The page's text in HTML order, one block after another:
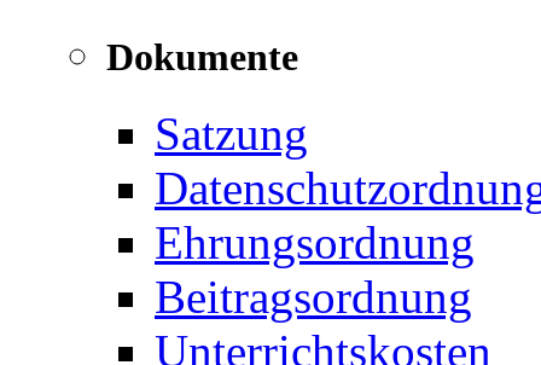
Dokumente
Satzung
Ehrungsordnung
Beitragsordnung
Unterrichtskosten